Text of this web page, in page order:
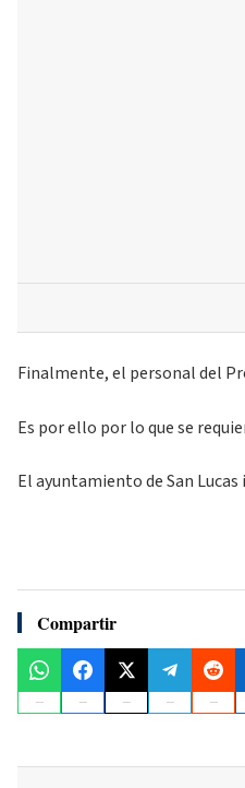
Finalmente, el personal del
Es por ello por lo que se
El ayuntamiento de San
Compartir